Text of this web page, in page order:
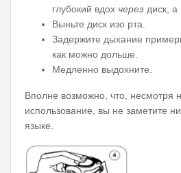
глубокий вдох через диск, а
Выньте диск изо рта.
Задержите дыхание
как можно дольше.
Медленно выдохните.
Вполне возможно, что, несмотря
использование, вы не заметите
языке.